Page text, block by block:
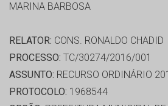
MARINA BARBOSA
RELATOR: CONS. RONALDO CHADID
PROCESSO: TC/30274/2016/001
ASSUNTO: RECURSO ORDINÁRIO
PROTOCOLO: 1968544